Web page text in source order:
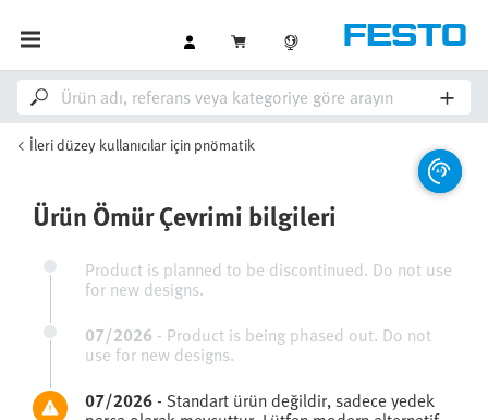
İleri düzey kullanıcılar için pnömatik
Ürün Ömür Çevrimi bilgileri
Product is planned to be discontinued. Do not use
for new designs.
07/2026 - Product is being phased out. Do not
use for new designs.
07/2026 - Standart ürün değildir, sadece yedek